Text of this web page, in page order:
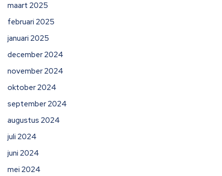
maart 2025
februari 2025
januari 2025
december 2024
november 2024
oktober 2024
september 2024
augustus 2024
juli 2024
juni 2024
mei 2024